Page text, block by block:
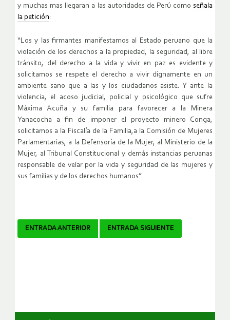
y muchas mas llegaran a las autoridades de Perú como señala
la petición:
“Los y las firmantes manifestamos al Estado peruano que la
violación de los derechos a la propiedad, la seguridad, al libre
tránsito, del derecho a la vida y vivir en paz es evidente y
solicitamos se respete el derecho a vivir dignamente en un
ambiente sano que a las y los ciudadanos asiste. Y ante la
violencia, el acoso judicial, policial y psicológico que sufre
Máxima Acuña y su familia para favorecer a la Minera
Yanacocha a fin de imponer el proyecto minero Conga,
solicitamos a la Fiscalía de la Familia,a la Comisión de Mujeres
Parlamentarias, a la Defensoría de la Mujer, al Ministerio de la
Mujer, al Tribunal Constitucional y demás instancias peruanas
responsable de velar por la vida y seguridad de las mujeres y
sus familias y de los derechos humanos”
Navegador
ENTRADA ANTERIOR ENTRADA SIGUIENTE